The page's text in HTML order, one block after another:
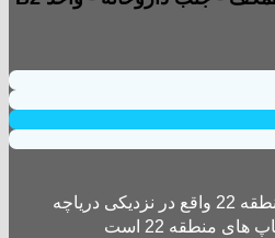
پت شاپ نینی پت پت شاپ منطقه 22 واقع در نزدیکی دریاچه
منطقه 22 است